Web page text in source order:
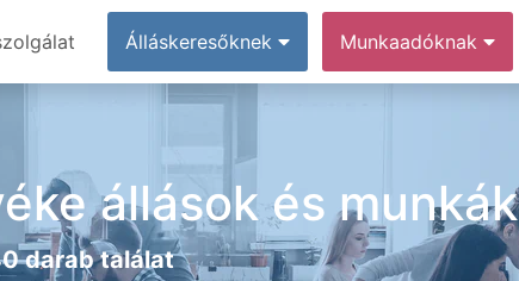
Álláskeresőknek Munkaadóknak
állások és munkák
darab találat